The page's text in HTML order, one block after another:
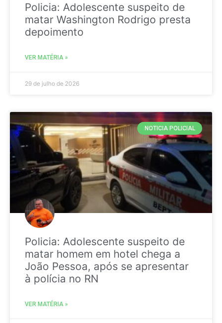
Policia: Adolescente suspeito de
matar Washington Rodrigo presta
depoimento
VER MATÉRIA »
29 de julho de 2026
NOTICIA POLICIAL
Policia: Adolescente suspeito de
matar homem em hotel chega a
João Pessoa, após se apresentar
à polícia no RN
VER MATÉRIA »